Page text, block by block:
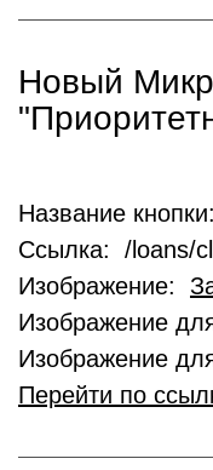
Новый
Название
Ссылка: /loans/
Изображение:
Изображение
Изображение
Перейти по